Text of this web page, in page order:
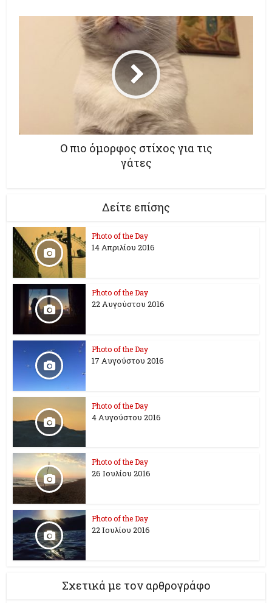
Ο πιο όμορφος στίχος για τις
γάτες
Δείτε επίσης
Photo of the Day
14 Απριλίου 2016
Photo of the Day
22 Αυγούστου 2016
Photo of the Day
17 Aυγούστου 2016
Photo of the Day
4 Αυγούστου 2016
Photo of the Day
26 Ioυλίου 2016
Photo of the Day
22 Ιουλίου 2016
Σχετικά με τον αρθρογράφο